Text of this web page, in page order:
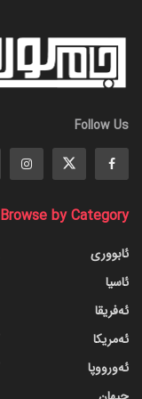
Follow Us
Browse by Category
ئابووری
ئاسیا
ئەفریقا
ئەمریکا
ئەورووپا